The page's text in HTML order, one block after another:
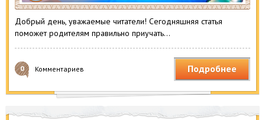
Добрый день, уважаемые читатели! Сегодняшняя статья
поможет родителям правильно приучать…
0 Комментариев Подробнее